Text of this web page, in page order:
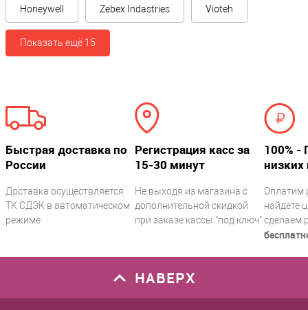
Honeywell Zebex Indastries Vioteh
Показать ещё 15
Быстрая доставка по
России
Доставка осуществляется
ТК СДЭК в автоматическом
режиме
Регистрация касс за
15-30 минут
Не выходя из магазина с
дополнительной скидкой
при заказе кассы "под ключ"
100% -
низких
Оплатим
найдете
сделаем
НАВЕРХ